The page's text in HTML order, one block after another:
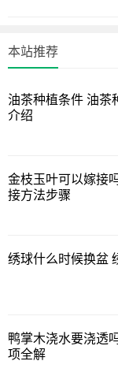
仙人掌嫁接蟹爪
隔半个月为植株浇
4、 -- 虫害防护 --
作，因为蟹爪兰的
为其提前搭建支架
以上分享的仙人
细介绍，您知道了
本站推荐
油茶种植条件 油茶
介绍
金枝玉叶可以嫁接
接方法步骤
绣球什么时候换盆
鸭掌木浇水要浇透
项全解